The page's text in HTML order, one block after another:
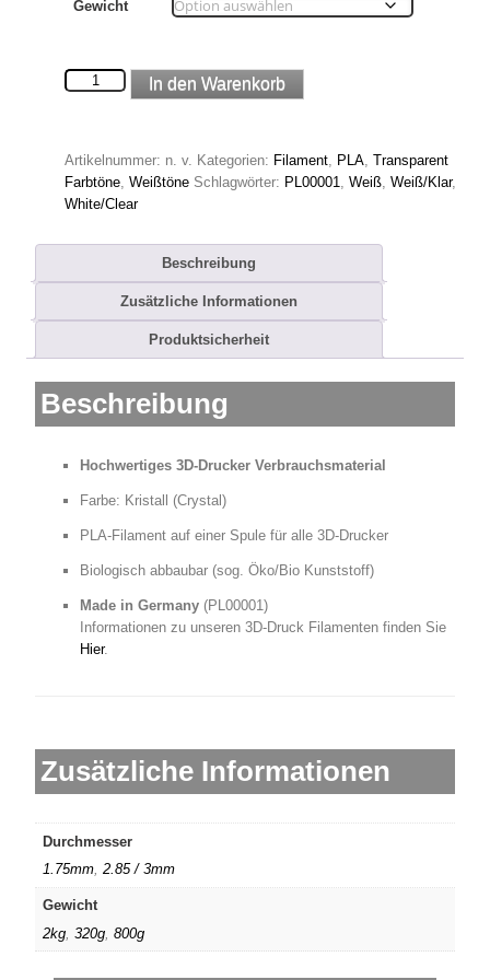
Gewicht
Kristall
In den Warenkorb
Artikelnummer: n. v. Kategorien: Filament, PLA, Transparent
Farbtöne, Weißtöne Schlagwörter: PL00001, Weiß, Weiß/Klar,
White/Clear
Beschreibung
Zusätzliche Informationen
Produktsicherheit
Beschreibung
Hochwertiges 3D-Drucker Verbrauchsmaterial
Farbe: Kristall (Crystal)
PLA-Filament auf einer Spule für alle 3D-Drucker
Biologisch abbaubar (sog. Öko/Bio Kunststoff)
Made in Germany (PL00001)
Informationen zu unseren 3D-Druck Filamenten finden Sie
Hier.
Zusätzliche Informationen
Durchmesser
1.75mm, 2.85 / 3mm
Gewicht
2kg, 320g, 800g